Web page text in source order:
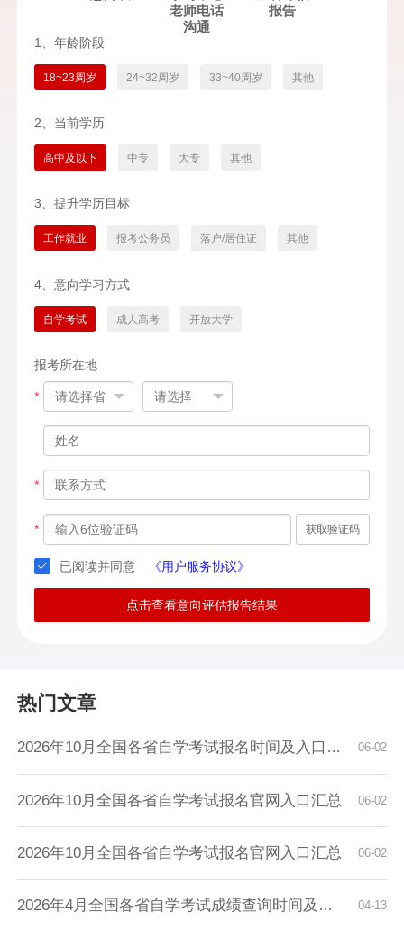
老师电话
沟通
报告
1、年龄阶段
18~23周岁 24~32周岁 33~40周岁 其他
2、当前学历
高中及以下 中专 大专 其他
3、提升学历目标
工作就业 报考公务员 落户/居住证 其他
4、意向学习方式
自学考试 成人高考 开放大学
报考所在地
*
*
* 获取验证码
已阅读并同意 《用户服务协议》
点击查看意向评估报告结果
热门文章
06-02
2026年10月全国各省自学考试报名时间及入口汇总
06-02
2026年10月全国各省自学考试报名官网入口汇总
06-02
2026年10月全国各省自学考试报名官网入口汇总
04-13
2026年4月全国各省自学考试成绩查询时间及入口...